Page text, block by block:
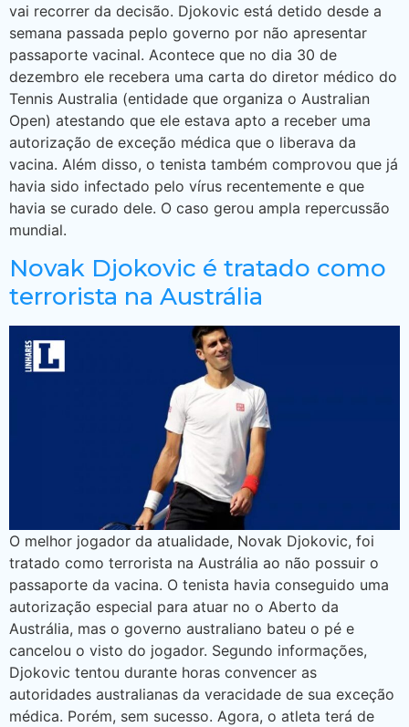
vai recorrer da decisão. Djokovic está detido desde a
semana passada peplo governo por não apresentar
passaporte vacinal. Acontece que no dia 30 de
dezembro ele recebera uma carta do diretor médico do
Tennis Australia (entidade que organiza o Australian
Open) atestando que ele estava apto a receber uma
autorização de exceção médica que o liberava da
vacina. Além disso, o tenista também comprovou que já
havia sido infectado pelo vírus recentemente e que
havia se curado dele. O caso gerou ampla repercussão
mundial.
Novak Djokovic é tratado como
terrorista na Austrália
O melhor jogador da atualidade, Novak Djokovic, foi
tratado como terrorista na Austrália ao não possuir o
passaporte da vacina. O tenista havia conseguido uma
autorização especial para atuar no o Aberto da
Austrália, mas o governo australiano bateu o pé e
cancelou o visto do jogador. Segundo informações,
Djokovic tentou durante horas convencer as
autoridades australianas da veracidade de sua exceção
médica. Porém, sem sucesso. Agora, o atleta terá de